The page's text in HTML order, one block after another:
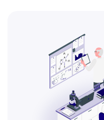
компьютерная
Высокоточный метод
позволяющий получить
изображения внутренних